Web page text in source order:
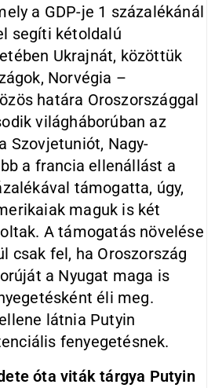
a GDP-je 1 százalékánál
segíti kétoldalú
Ukrajnát, közöttük
Norvégia –
határa Oroszországgal
világháborúban az
Szovjetuniót, Nagy-
a francia ellenállást a
támogatta, úgy,
maguk is két
A támogatás növelése
csak fel, ha Oroszország
a Nyugat maga is
éli meg.
látnia Putyin
fenyegetésnek.
óta viták tárgya Putyin